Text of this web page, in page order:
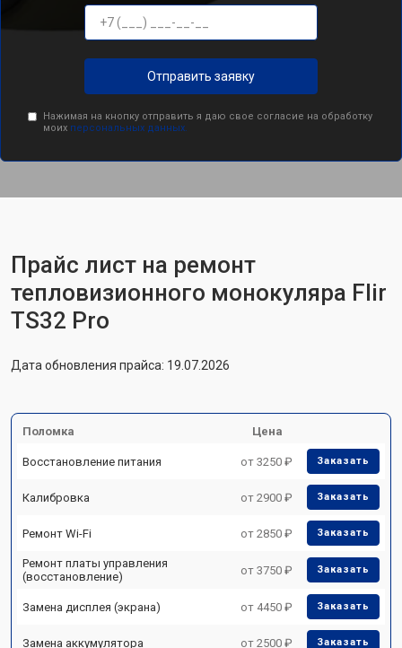
Отправить заявку
Нажимая на кнопку отправить я даю свое согласие на обработку
моих персональных данных.
Прайс лист на ремонт
тепловизионного монокуляра Flir
TS32 Pro
Дата обновления прайса: 19.07.2026
Поломка Цена
Восстановление питания от 3250 ₽ Заказать
Калибровка от 2900 ₽ Заказать
Ремонт Wi-Fi от 2850 ₽ Заказать
Ремонт платы управления
(восстановление)
от 3750 ₽ Заказать
Замена дисплея (экрана) от 4450 ₽ Заказать
Замена аккумулятора от 2500 ₽ Заказать